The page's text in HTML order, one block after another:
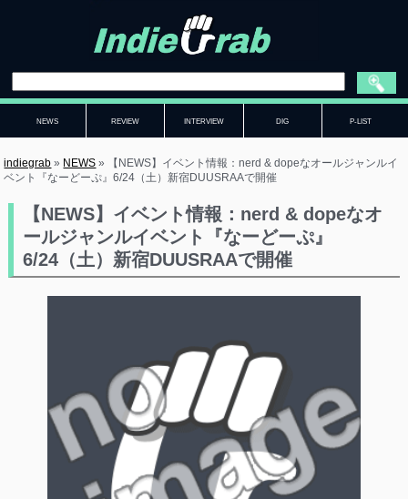
NEWS REVIEW INTERVIEW DIG P-LIST
indiegrab » NEWS »
【NEWS】イベント情報：nerd & dopeなオールジャンルイ
ベント『なーどーぷ』6/24（土）新宿DUUSRAAで開催
【NEWS】イベント情報：nerd & dopeなオ
ールジャンルイベント『なーどーぷ』
6/24（土）新宿DUUSRAAで開催